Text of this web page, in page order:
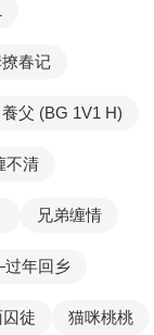
春记
養父 (BG 1V1 H)
不清
兄弟缠情
年回乡
徒 猫咪桃桃